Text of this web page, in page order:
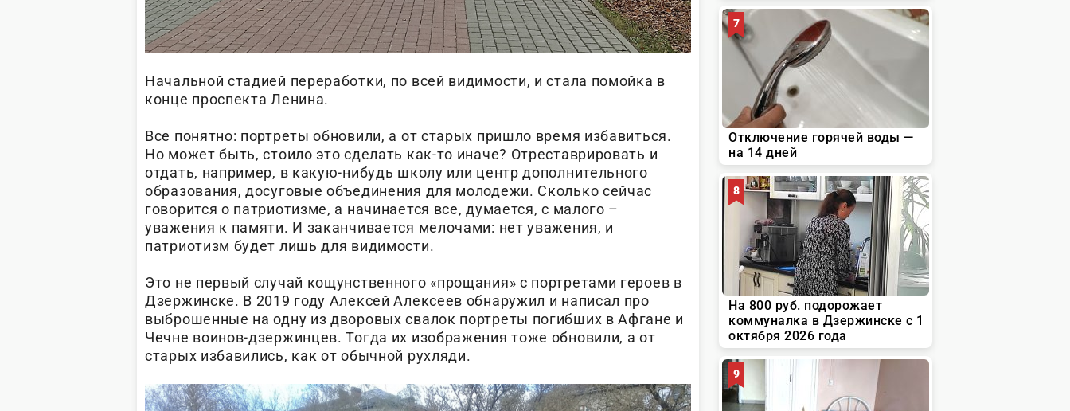
Начальной стадией переработки, по всей видимости, и стала помойка в
конце проспекта Ленина.
Все понятно: портреты обновили, а от старых пришло время избавиться.
Но может быть, стоило это сделать как-то иначе? Отреставрировать и
отдать, например, в какую-нибудь школу или центр дополнительного
образования, досуговые объединения для молодежи. Сколько сейчас
говорится о патриотизме, а начинается все, думается, с малого –
уважения к памяти. И заканчивается мелочами: нет уважения, и
патриотизм будет лишь для видимости.
Это не первый случай кощунственного «прощания» с портретами героев в
Дзержинске. В 2019 году Алексей Алексеев обнаружил и написал про
выброшенные на одну из дворовых свалок портреты погибших в Афгане и
Чечне воинов-дзержинцев. Тогда их изображения тоже обновили, а от
старых избавились, как от обычной рухляди.